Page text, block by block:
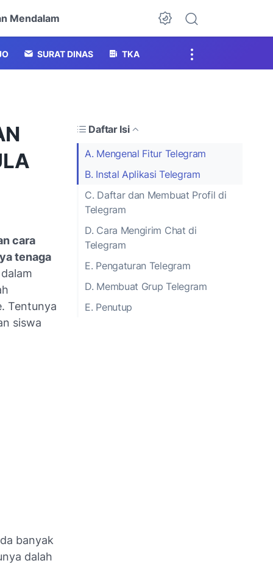
Mendalam
Dark Mode
SURAT DINAS TKA
Daftar Isi
A. Mengenal Fitur Telegram
B. Instal Aplikasi Telegram
C. Daftar dan Membuat Profil di
Telegram
D. Cara Mengirim Chat di
Telegram
E. Pengaturan Telegram
D. Membuat Grup Telegram
E. Penutup
cara
tenaga
Tentunya
siswa
banyak
dalah